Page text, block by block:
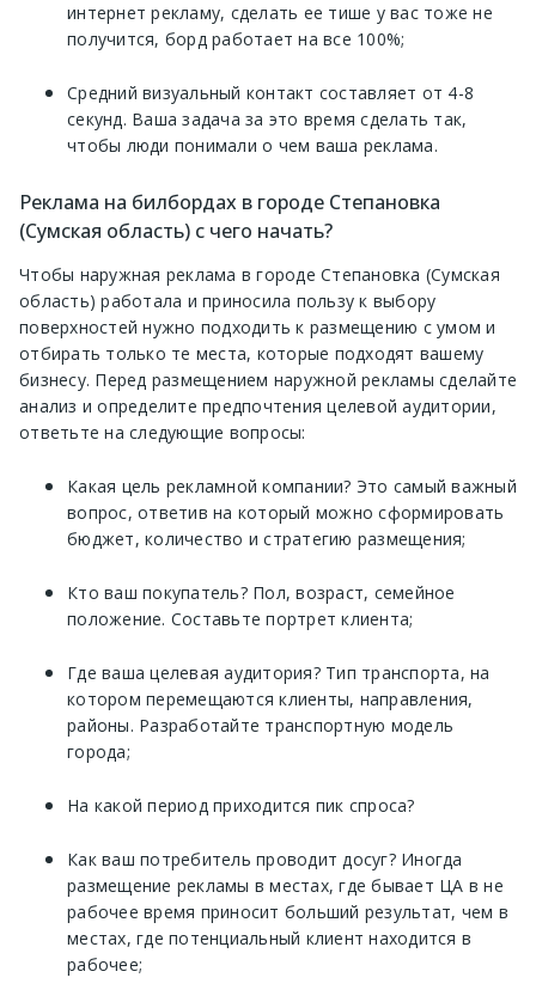
интернет рекламу, сделать ее тише у вас тоже не
получится, борд работает на все 100%;
Средний визуальный контакт составляет от 4-8
секунд. Ваша задача за это время сделать так,
чтобы люди понимали о чем ваша реклама.
Реклама на билбордах в городе Степановка
(Сумская область) с чего начать?
Чтобы наружная реклама в городе Степановка (Сумская
область) работала и приносила пользу к выбору
поверхностей нужно подходить к размещению с умом и
отбирать только те места, которые подходят вашему
бизнесу. Перед размещением наружной рекламы сделайте
анализ и определите предпочтения целевой аудитории,
ответьте на следующие вопросы:
Какая цель рекламной компании? Это самый важный
вопрос, ответив на который можно сформировать
бюджет, количество и стратегию размещения;
Кто ваш покупатель? Пол, возраст, семейное
положение. Составьте портрет клиента;
Где ваша целевая аудитория? Тип транспорта, на
котором перемещаются клиенты, направления,
районы. Разработайте транспортную модель
города;
На какой период приходится пик спроса?
Как ваш потребитель проводит досуг? Иногда
размещение рекламы в местах, где бывает ЦА в не
рабочее время приносит больший результат, чем в
местах, где потенциальный клиент находится в
рабочее;